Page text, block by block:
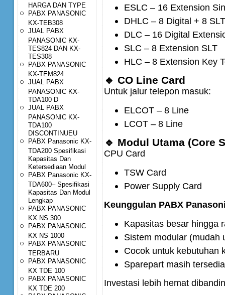
HARGA DAN TYPE
PABX PANASONIC
KX-TEB308
JUAL PABX
PANASONIC KX-
TES824 DAN KX-
TES308
PABX PANASONIC
KX-TEM824
JUAL PABX
PANASONIC KX-
TDA100 D
JUAL PABX
PANASONIC KX-
TDA100
DISCONTINUEU
PABX Panasonic KX-
TDA200 Spesifikasi
Kapasitas Dan
Ketersediaan Modul
PABX Panasonic KX-
TDA600– Spesifikasi
Kapasitas Dan Modul
Lengkap
PABX PANASONIC
KX NS 300
PABX PANASONIC
KX NS 1000
PABX PANASONIC
TERBARU
PABX PANASONIC
KX TDE 100
PABX PANASONIC
KX TDE 200
ESLC – 16 Extension
DHLC – 8 Digital + 8
DLC – 16 Digital
SLC – 8 Extension SLT
HLC – 8 Extension Key
🔹 CO Line Card
Untuk jalur telepon masuk:
ELCOT – 8 Line
LCOT – 8 Line
🔹 Modul Utama (Core
CPU Card
TSW Card
Power Supply Card
Keunggulan PABX
Kapasitas besar hingga
Sistem modular (mudah
Cocok untuk kebutuhan
Sparepart masih
Investasi lebih hemat